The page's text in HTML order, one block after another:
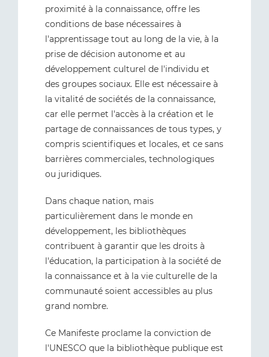
proximité à la connaissance, offre les
conditions de base nécessaires à
l'apprentissage tout au long de la vie, à la
prise de décision autonome et au
développement culturel de l'individu et
des groupes sociaux. Elle est nécessaire à
la vitalité de sociétés de la connaissance,
car elle permet l'accès à la création et le
partage de connaissances de tous types, y
compris scientifiques et locales, et ce sans
barrières commerciales, technologiques
ou juridiques.
Dans chaque nation, mais
particulièrement dans le monde en
développement, les bibliothèques
contribuent à garantir que les droits à
l'éducation, la participation à la société de
la connaissance et à la vie culturelle de la
communauté soient accessibles au plus
grand nombre.
Ce Manifeste proclame la conviction de
l'UNESCO que la bibliothèque publique est